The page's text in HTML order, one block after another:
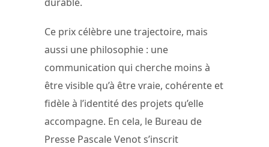
Ce prix célèbre une trajectoire, mais
aussi une philosophie : une
communication qui cherche moins à
être visible qu’à être vraie, cohérente et
fidèle à l’identité des projets qu’elle
accompagne. En cela, le Bureau de
Presse Pascale Venot s’inscrit